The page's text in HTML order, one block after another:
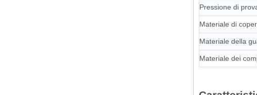
Pressione di
Materiale di
Materiale della
Materiale dei